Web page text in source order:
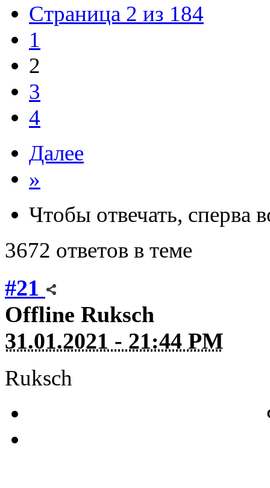
Страница 2 из 184
1
2
3
4
Далее
»
Чтобы отвечать, сперва
3672 ответов в теме
#21
Offline Ruksch
31.01.2021 - 21:44 PM
Ruksch